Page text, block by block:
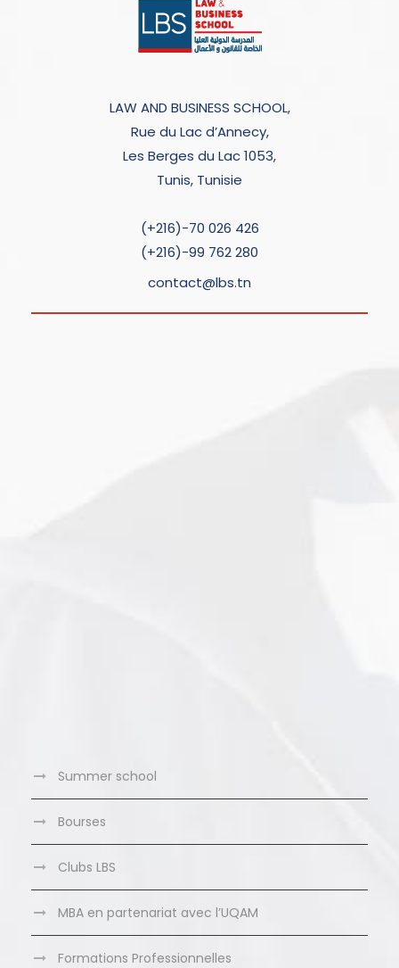
LAW AND BUSINESS SCHOOL,
Rue du Lac d’Annecy,
Les Berges du Lac 1053,
Tunis, Tunisie
(+216)-70 026 426
(+216)-99 762 280
contact@lbs.tn
Summer school
Bourses
Clubs LBS
MBA en partenariat avec l’UQAM
Formations Professionnelles